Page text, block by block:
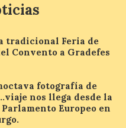
tradicional Feria de
Convento a Gradefes
fotografía de
nos llega desde la
Parlamento Europeo en